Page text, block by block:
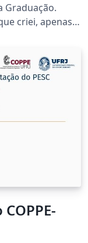
Graduação.
criei, apenas